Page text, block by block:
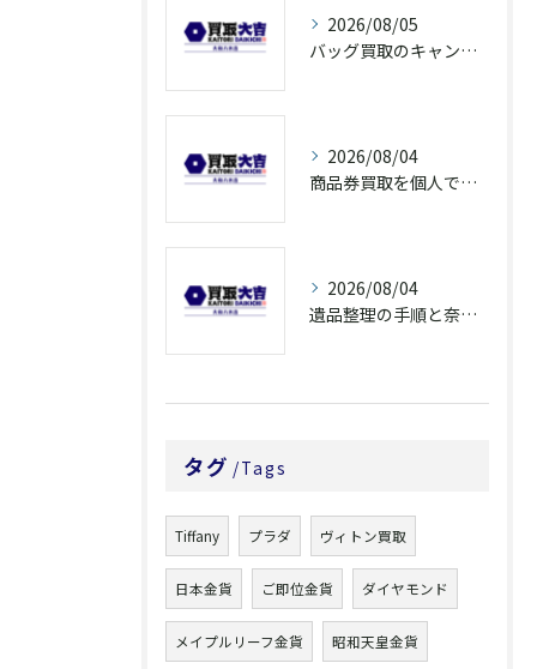
2026/08/05
バッグ買取のキャンペーンで奈良県橿原市でお得に売るための条件と注意点徹底ガイド
2026/08/04
商品券買取を個人で利用する際の奈良県橿原市で知っておきたい高換金ポイント
2026/08/04
遺品整理の手順と奈良県橿原市で無駄なく片付ける方法とごみ処分ポイント
タグ Tags
Tiffany プラダ ヴィトン買取
日本金貨 ご即位金貨 ダイヤモンド
メイプルリーフ金貨 昭和天皇金貨